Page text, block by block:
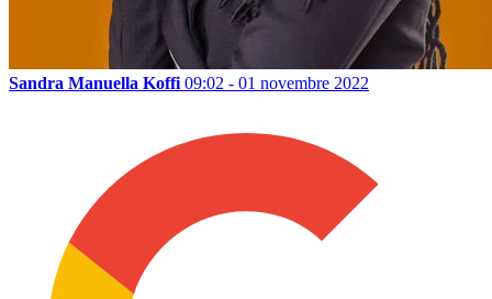
Sandra Manuella Koffi 09:02 - 01 novembre 2022